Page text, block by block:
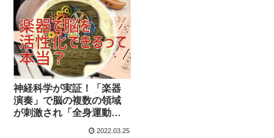
神経科学が実証！「楽器
演奏」で脳の複数の領域
が刺激され「全身運動に
2022.03.25